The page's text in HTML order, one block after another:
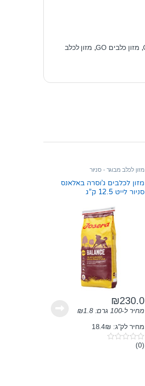
, מזון כלבים GO , מזון לכלב
מזון לכלב מבוגר - סניור
מזון לכלבים ג’וסרה באלאנס
סניור לייט 12.5 ק”ג
₪230.0
מחיר ל-100 גרם: ₪1.8
מחיר לק"ג: 18.4₪
0
(0)